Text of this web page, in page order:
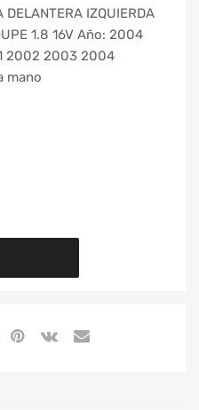
DELANTERA IZQUIERDA
1.8 16V Año: 2004
2002 2003 2004
mano